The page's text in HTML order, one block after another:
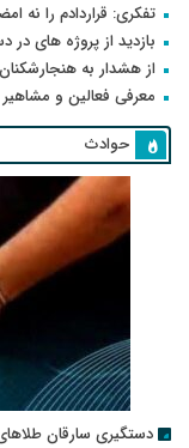
تفکری: قراردادم را نه
بازدید از پروژه های
از هشدار به
معرفی فعالین و
حوادث
دستگیری سارقان